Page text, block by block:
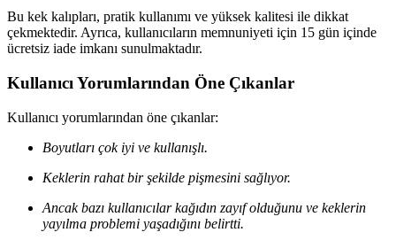
Bu kek kalıpları, pratik kullanımı ve yüksek kalitesi ile dikkat
çekmektedir. Ayrıca, kullanıcıların memnuniyeti için 15 gün içinde
ücretsiz iade imkanı sunulmaktadır.
Kullanıcı Yorumlarından Öne Çıkanlar
Kullanıcı yorumlarından öne çıkanlar:
Boyutları çok iyi ve kullanışlı.
Keklerin rahat bir şekilde pişmesini sağlıyor.
Ancak bazı kullanıcılar kağıdın zayıf olduğunu ve keklerin
yayılma problemi yaşadığını belirtti.